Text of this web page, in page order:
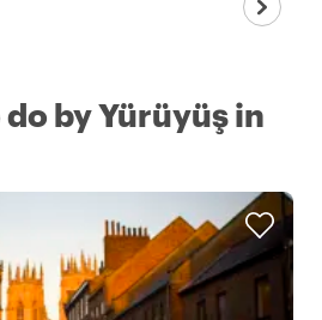
by Yürüyüş in